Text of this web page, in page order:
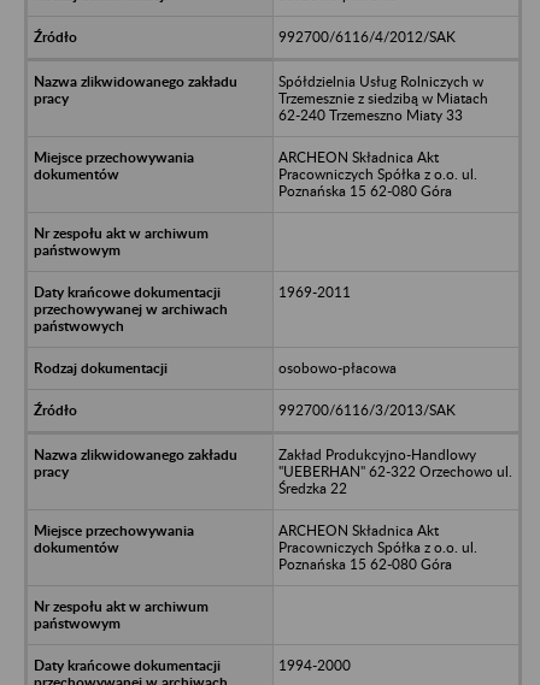
992700/6116/4/2012/SAK
Spółdzielnia Usług Rolniczych w
Trzemesznie z siedzibą w Miatach
62-240 Trzemeszno Miaty 33
ARCHEON Składnica Akt
Pracowniczych Spółka z o.o. ul.
Poznańska 15 62-080 Góra
1969-2011
osobowo-płacowa
992700/6116/3/2013/SAK
Zakład Produkcyjno-Handlowy
"UEBERHAN" 62-322 Orzechowo ul.
Średzka 22
ARCHEON Składnica Akt
Pracowniczych Spółka z o.o. ul.
Poznańska 15 62-080 Góra
1994-2000